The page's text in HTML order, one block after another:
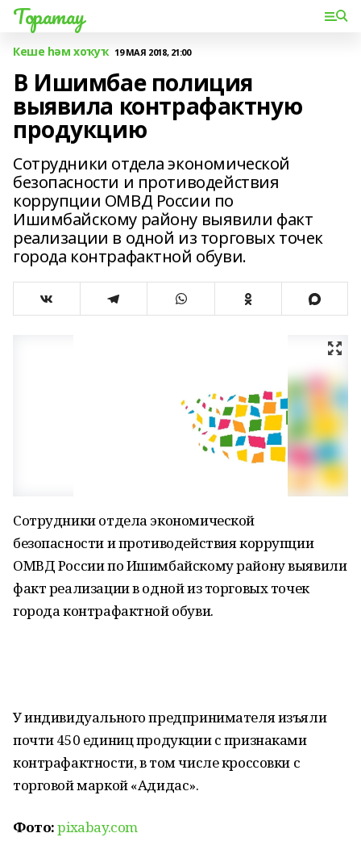
Торатау
Кеше һәм хоҡуҡ 19 МАЯ 2018, 21:00
В Ишимбае полиция
выявила контрафактную
продукцию
Сотрудники отдела экономической
безопасности и противодействия
коррупции ОМВД России по
Ишимбайскому району выявили факт
реализации в одной из торговых точек
города контрафактной обуви.
Сотрудники отдела экономической
безопасности и противодействия коррупции
ОМВД России по Ишимбайскому району выявили
факт реализации в одной из торговых точек
города контрафактной обуви.
У индивидуального предпринимателя изъяли
почти 450 единиц продукции с признаками
контрафактности, в том числе кроссовки с
торговой маркой «Адидас».
Фото:pixabay.com